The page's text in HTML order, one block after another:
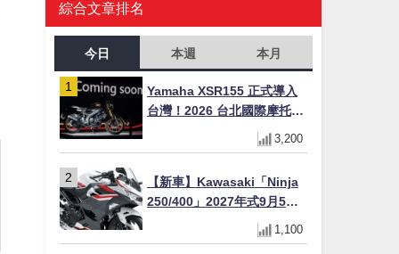
綜合文章排名
今日 本週 本月
Yamaha XSR155 正式導入
台灣！2026 台北國際摩托車
展亮相，70 週年紀念版
YZF-R 系列限量追加販售
3,200
【新車】Kawasaki「Ninja
250/400」2027年式9月5日
日本發售！新塗裝登場×價格
不變×輔助滑動式離合器
1,100